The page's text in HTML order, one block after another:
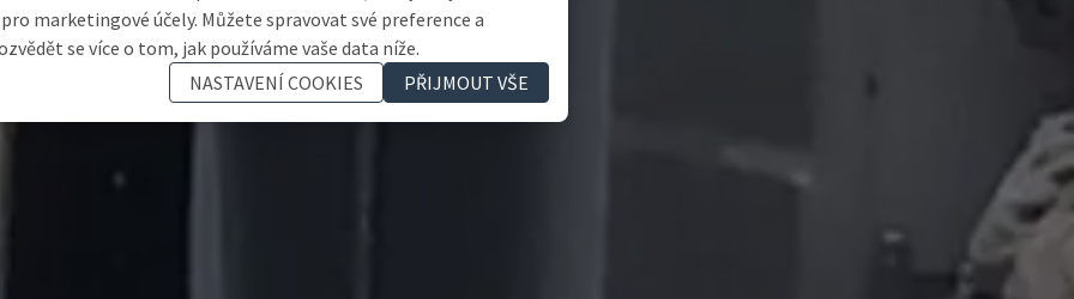
marketingové účely. Můžete spravovat své preference a
se více o tom, jak používáme vaše data níže.
NASTAVENÍ COOKIES
PŘIJMOUT VŠE